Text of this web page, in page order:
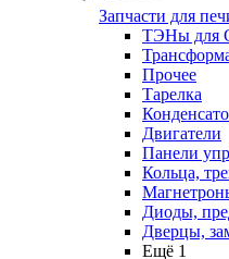
Запчасти для
ТЭНы для
Прочее
Тарелка
Двигатели
Панели
Кольца,
Диоды,
Дверцы,
Ещё 1